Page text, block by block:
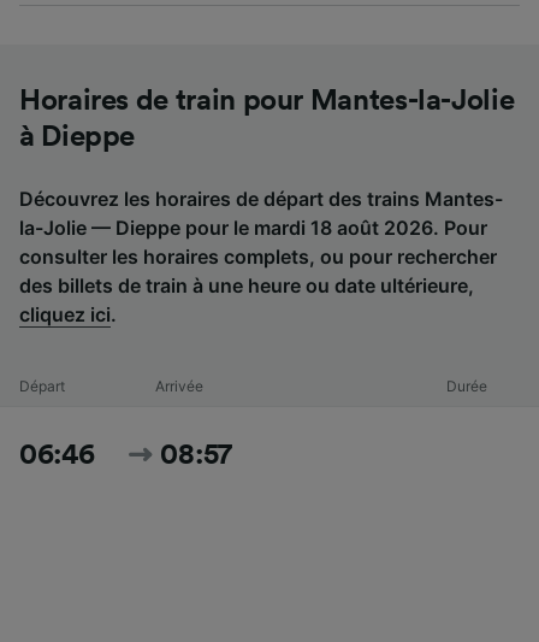
Horaires de train pour Mantes-la-Jolie
à Dieppe
Découvrez les horaires de départ des trains Mantes-
la-Jolie — Dieppe pour le mardi 18 août 2026. Pour
consulter les horaires complets, ou pour rechercher
des billets de train à une heure ou date ultérieure,
cliquez ici.
Départ Arrivée Durée
06:46 08:57